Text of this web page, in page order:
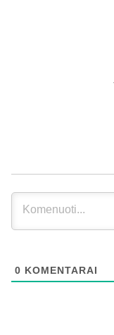
0 KOMENTARAI